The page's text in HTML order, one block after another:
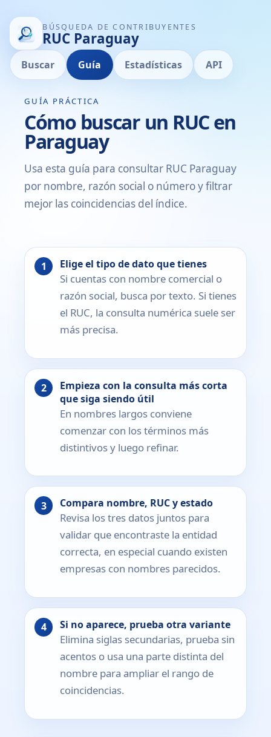
BÚSQUEDA DE CONTRIBUYENTES
RUC Paraguay
Buscar Guía Estadísticas API
GUÍA PRÁCTICA
Cómo buscar un RUC en
Paraguay
Usa esta guía para consultar RUC Paraguay
por nombre, razón social o número y filtrar
mejor las coincidencias del índice.
Elige el tipo de dato que tienes
Si cuentas con nombre comercial o
razón social, busca por texto. Si tienes
el RUC, la consulta numérica suele ser
más precisa.
Empieza con la consulta más corta
que siga siendo útil
En nombres largos conviene
comenzar con los términos más
distintivos y luego refinar.
Compara nombre, RUC y estado
Revisa los tres datos juntos para
validar que encontraste la entidad
correcta, en especial cuando existen
empresas con nombres parecidos.
Si no aparece, prueba otra variante
Elimina siglas secundarias, prueba sin
acentos o usa una parte distinta del
nombre para ampliar el rango de
coincidencias.